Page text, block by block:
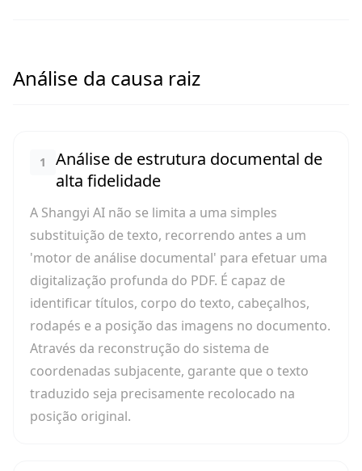
Análise da causa raiz
1
Análise de estrutura documental de
alta fidelidade
A Shangyi AI não se limita a uma simples
substituição de texto, recorrendo antes a um
'motor de análise documental' para efetuar uma
digitalização profunda do PDF. É capaz de
identificar títulos, corpo do texto, cabeçalhos,
rodapés e a posição das imagens no documento.
Através da reconstrução do sistema de
coordenadas subjacente, garante que o texto
traduzido seja precisamente recolocado na
posição original.